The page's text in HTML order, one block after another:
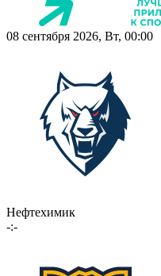
08 сентября 2026, Вт, 00:00
Нефтехимик
-:-